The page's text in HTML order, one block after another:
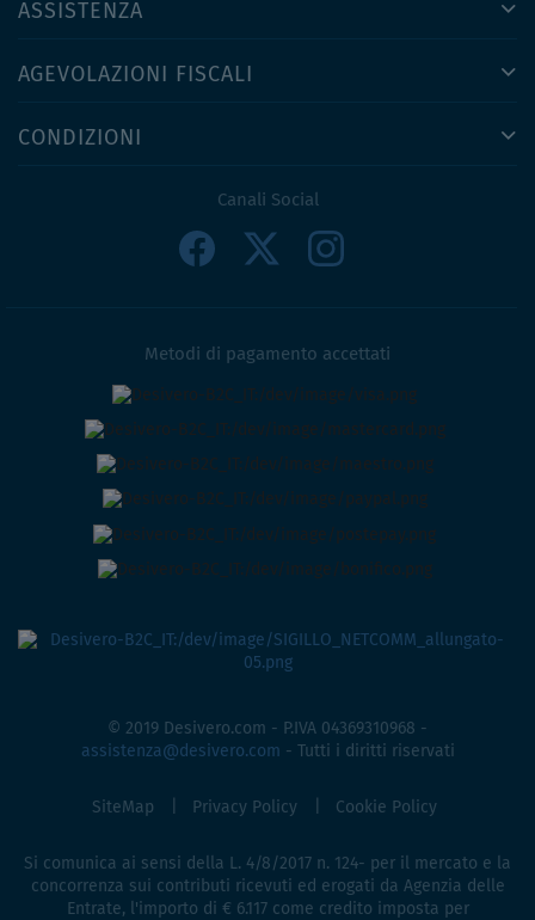
ASSISTENZA
AGEVOLAZIONI FISCALI
CONDIZIONI
Canali Social
Metodi di pagamento accettati
© 2019 Desivero.com - P.IVA 04369310968 -
assistenza@desivero.com - Tutti i diritti riservati
SiteMap Privacy Policy Cookie Policy
Si comunica ai sensi della L. 4/8/2017 n. 124- per il mercato e la
concorrenza sui contributi ricevuti ed erogati da Agenzia delle
Entrate, l'importo di € 6.117 come credito imposta per